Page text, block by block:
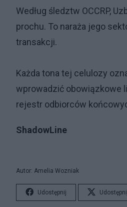
Według śledztw OCCRP,
prochu. To naraża jego
transakcji.
Każda tona tej celulozy
wprowadzić obowiązkowe
rejestr odbiorców
ShadowLine
Autor: Amelia Wozniak
Udostępnij